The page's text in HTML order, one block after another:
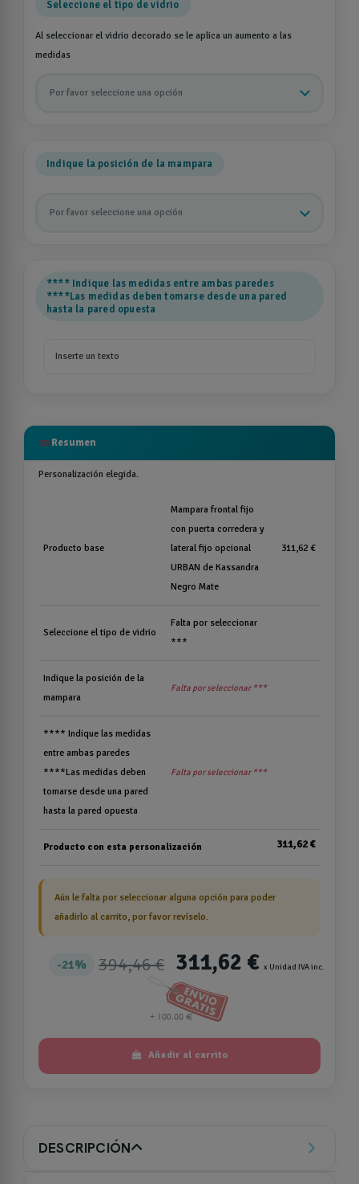
Seleccione el tipo de vidrio
Al seleccionar el vidrio decorado se le aplica un aumento a las
medidas
Por favor seleccione una opción
Indique la posición de la mampara
Por favor seleccione una opción
**** Indique las medidas entre ambas paredes
****Las medidas deben tomarse desde una pared
hasta la pared opuesta
listResumen
Personalización elegida.
Producto base
Mampara frontal fijo
con puerta corredera y
lateral fijo opcional
URBAN de Kassandra
Negro Mate
311,62 €
Seleccione el tipo de vidrio
Falta por seleccionar
***
Indique la posición de la
mampara
Falta por seleccionar ***
**** Indique las medidas
entre ambas paredes
****Las medidas deben
tomarse desde una pared
hasta la pared opuesta
Falta por seleccionar ***
Producto con esta personalización 311,62 €
Aún le falta por seleccionar alguna opción para poder
añadirlo al carrito, por favor revíselo.
21% 394,46 € 311,62 € x Unidad IVA inc.
Añadir al carrito
DESCRIPCIÓN